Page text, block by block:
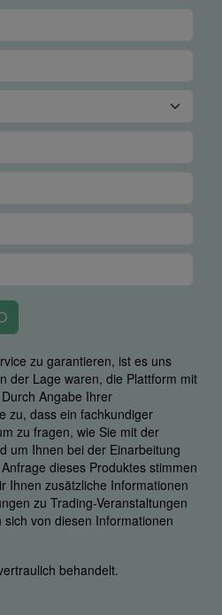
zu garantieren, ist es uns
der Lage waren, die Plattform mit
Angabe Ihrer
zu, dass ein fachkundiger
zu fragen, wie Sie mit der
um Ihnen bei der Einarbeitung
dieses Produktes stimmen
Ihnen zusätzliche Informationen
zu Trading-Veranstaltungen
von diesen Informationen
behandelt.